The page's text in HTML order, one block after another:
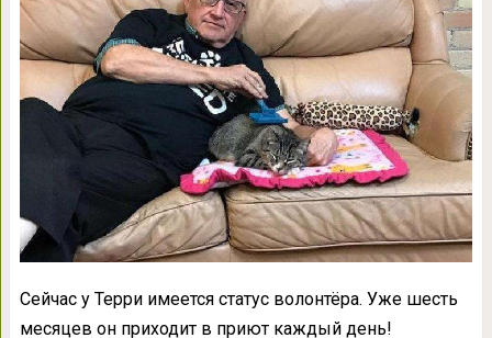
Сейчас у Терри имеется статус волонтёра. Уже шесть
месяцев он приходит в приют каждый день!